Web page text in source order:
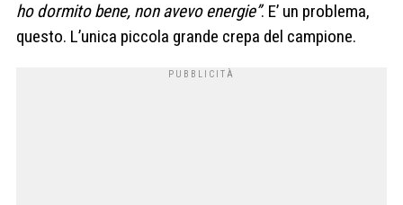
ho dormito bene, non avevo energie”. E’ un problema,
questo. L’unica piccola grande crepa del campione.